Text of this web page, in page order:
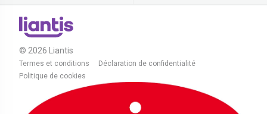
© 2026 Liantis
Termes et conditions
Déclaration de confidentialité
Politique de cookies